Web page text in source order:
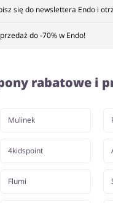
się do newslettera Endo i
do -70% w Endo!
rabatowe i
Mulinek
4kidspoint
Flumi